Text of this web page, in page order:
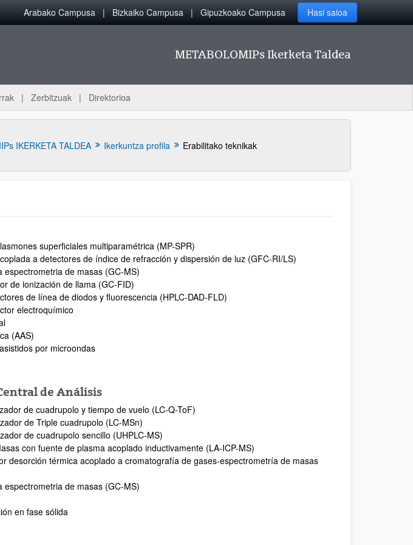
Arabako Campusa Bizkaiko Campusa Gipuzkoako Campusa Hasi saioa
METABOLOMIPs Ikerketa Taldea
Zerbitzuak Direktorioa
IKERKETA TALDEA Ikerkuntza profila Erabilitako teknikak
superficiales multiparamétrica (MP-SPR)
a detectores de índice de refracción y dispersión de luz (GFC-RI/LS)
de masas (GC-MS)
de ionización de llama (GC-FID)
de línea de diodos y fluorescencia (HPLC-DAD-FLD)
electroquímico
(AAS)
por microondas
de Análisis
de cuadrupolo y tiempo de vuelo (LC-Q-ToF)
de Triple cuadrupolo (LC-MSn)
de cuadrupolo sencillo (UHPLC-MS)
con fuente de plasma acoplado inductivamente (LA-ICP-MS)
desorción térmica acoplado a cromatografía de gases-espectrometría de masas
de masas (GC-MS)
en fase sólida